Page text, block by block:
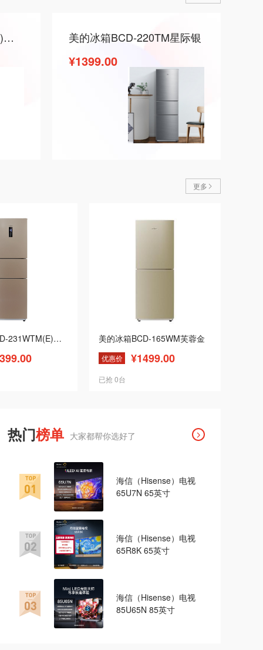
美的冰箱BCD-213TM(E)阳光米 美的冰箱BCD-220TM星际银
¥1399.00
更多
美的冰箱BCD-231WTM(E)阳光米 美的冰箱BCD-165WM芙蓉金
优惠价 ¥1499.00
已抢 0台
热门榜单 大家都帮你选好了
海信（Hisense）电视
65U7N 65英寸
海信（Hisense）电视
65R8K 65英寸
海信（Hisense）电视
85U65N 85英寸